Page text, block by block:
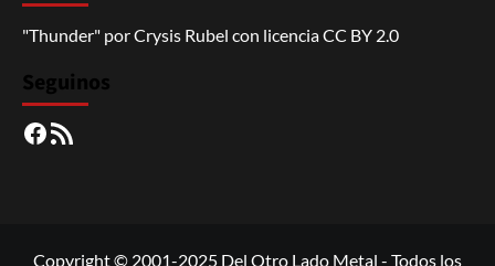
"Thunder" porCrysis Rubel con licenciaCC BY 2.0
Seguinos
Facebook
RSS
Copyright © 2001-2025 Del Otro Lado Metal - Todos los